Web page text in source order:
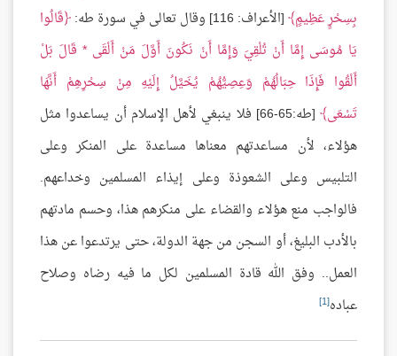
بِسِحْرٍ عَظِيمٍ [الأعراف: 116] وقال تعالى في سورة طه:
قَالُوا
يَا مُوسَى إِمَّا أَنْ تُلْقِيَ وَإِمَّا أَنْ نَكُونَ أَوَّلَ مَنْ أَلْقَى * قَالَ بَلْ
أَلْقُوا فَإِذَا حِبَالُهُمْ وَعِصِيُّهُمْ يُخَيَّلُ إِلَيْهِ مِنْ سِحْرِهِمْ أَنَّهَا
تَسْعَى
[طه:65-66] فلا ينبغي لأهل الإسلام أن يساعدوا مثل
هؤلاء، لأن مساعدتهم معناها مساعدة على المنكر وعلى
التلبيس وعلى الشعوذة وعلى إيذاء المسلمين وخداعهم.
فالواجب منع هؤلاء والقضاء على منكرهم هذا، وحسم مادتهم
بالأدب البليغ، أو السجن من جهة الدولة، حتى يرتدعوا عن هذا
العمل.. وفق الله قادة المسلمين لكل ما فيه رضاه وصلاح
عباده[1]